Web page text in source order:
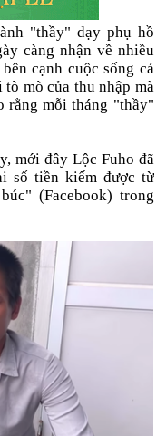
"thầy" dạy phụ hồ
càng nhận về nhiều
cạnh cuộc sống cá
mò của thu nhập mà
rằng mỗi tháng "thầy"
mới đây Lộc Fuho đã
số tiền kiếm được từ
(Facebook) trong